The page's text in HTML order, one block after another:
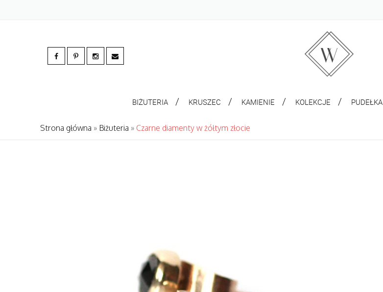
BIŻUTERIA KRUSZEC KAMIENIE KOLEKCJE PUDEŁKA
Strona główna » Biżuteria » Czarne diamenty w żółtym złocie